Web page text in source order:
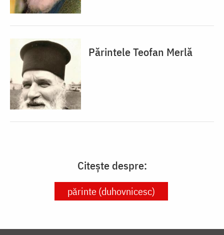
Părintele Teofan Merlă
Citește despre:
părinte (duhovnicesc)